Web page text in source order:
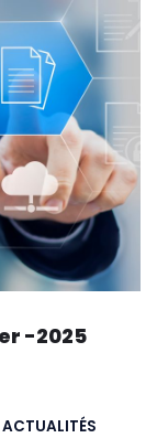
-2025
ACTUALITÉS